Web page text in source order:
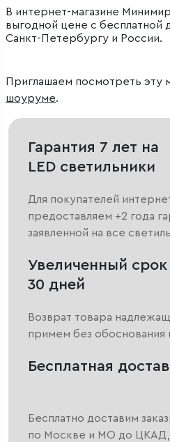
В интернет-магазине
выгодной цене с бесплатной
Санкт-Петербургу и России.
Приглашаем посмотреть эту
шоуруме.
Гарантия 7 лет на
LED светильники
Для покупателей
предоставляем +2 года
заявленной на все
Увеличенный
30 дней
Возврат товара
примем без обоснования
Бесплатная
Бесплатно доставим
по Москве и МО до ЦКАД,